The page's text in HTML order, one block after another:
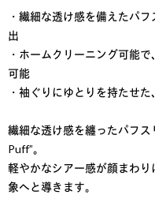
・繊細な透け感を備えたパ
出
・ホームクリーニング可能
可能
・袖ぐりにゆとりを持たせ
繊細な透け感を纏ったパフ
Puff”。
軽やかなシアー感が顔まわ
象へと導きます。